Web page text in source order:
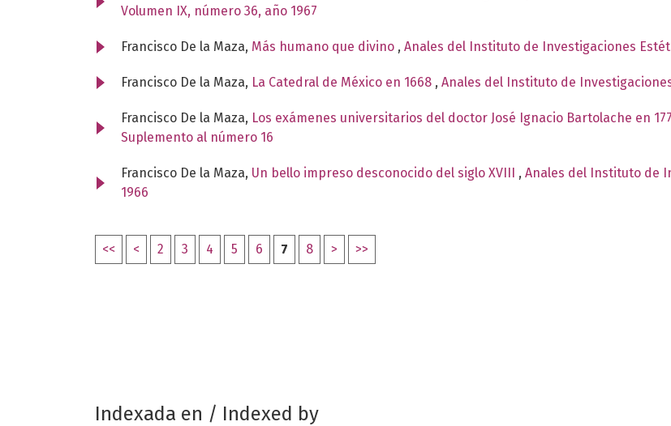
Volumen IX, número 36, año 1967
Francisco De la Maza, Más humano que divino , Anales del Instituto de Investigaciones
Francisco De la Maza, La Catedral de México en 1668 , Anales del Instituto de
Francisco De la Maza, Los exámenes universitarios del doctor José Ignacio Bartolache en
Suplemento al número 16
Francisco De la Maza, Un bello impreso desconocido del siglo XVIII , Anales del Instituto de
1966
<< < 2 3 4 5 6 7 8 > >>
Indexada en / Indexed by